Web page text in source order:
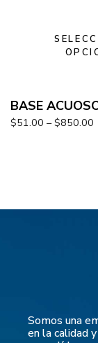
BASE
$51.00 – $850.00
Somos una
en la calidad